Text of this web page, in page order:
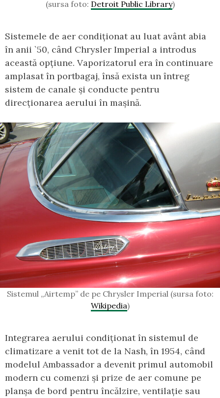
(sursa foto: Detroit Public Library)
Sistemele de aer condiționat au luat avânt abia
în anii `50, când Chrysler Imperial a introdus
această opțiune. Vaporizatorul era în continuare
amplasat în portbagaj, însă exista un întreg
sistem de canale și conducte pentru
direcționarea aerului în mașină.
Sistemul „Airtemp” de pe Chrysler Imperial (sursa foto:
Wikipedia)
Integrarea aerului condiționat în sistemul de
climatizare a venit tot de la Nash, în 1954, când
modelul Ambassador a devenit primul automobil
modern cu comenzi și prize de aer comune pe
planșa de bord pentru încălzire, ventilație sau